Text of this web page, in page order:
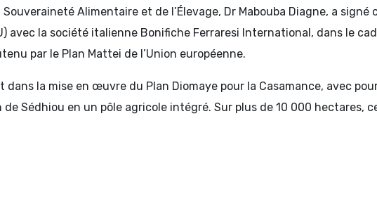
Alimentaire et de l’Élevage, Dr Mabouba Diagne, a signé
avec la société italienne Bonifiche Ferraresi International, dans le
par le Plan Mattei de l’Union européenne.
dans la mise en œuvre du Plan Diomaye pour la Casamance, avec
Sédhiou en un pôle agricole intégré. Sur plus de 10 000 hectares,